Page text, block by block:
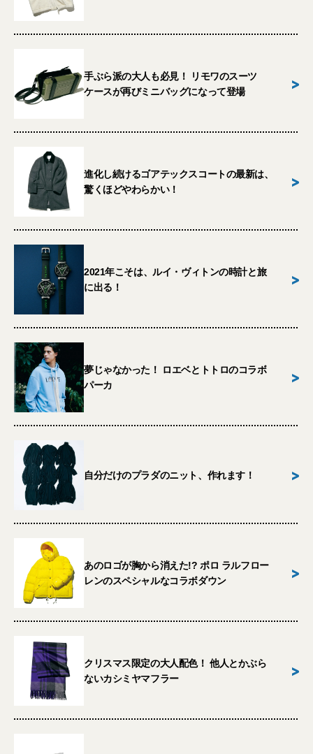
手ぶら派の大人も必見！ リモワのスーツ
ケースが再びミニバッグになって登場
>
進化し続けるゴアテックスコートの最新は、
驚くほどやわらかい！
>
2021年こそは、ルイ・ヴィトンの時計と旅
に出る！
>
夢じゃなかった！ ロエベとトトロのコラボ
パーカ
>
自分だけのプラダのニット、作れます！ >
あのロゴが胸から消えた!? ポロ ラルフロー
レンのスペシャルなコラボダウン
>
クリスマス限定の大人配色！ 他人とかぶら
ないカシミヤマフラー
>